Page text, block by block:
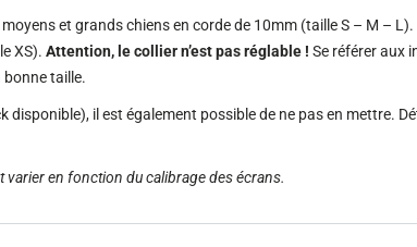
et grands chiens en corde de 10mm (taille S – M –
XS).Attention, le collier n’est pas réglable ! Se référer aux
bonne taille.
il est également possible de ne pas en mettre.
en fonction du calibrage des écrans.